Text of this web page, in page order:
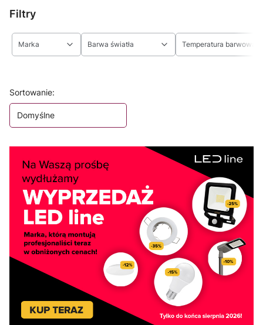
Filtry
Marka Barwa światła Temperatura barwowa
Lista produktów
Sortowanie:
Domyślne